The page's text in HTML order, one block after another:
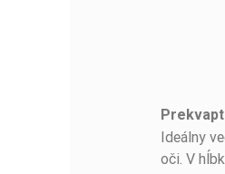
Ideálny
oči. V
BUĎTE